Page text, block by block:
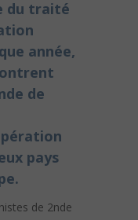
du traité
année,
de
pays
de 2nde